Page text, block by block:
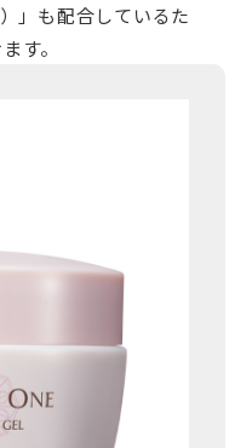
」も配合しているた
す。